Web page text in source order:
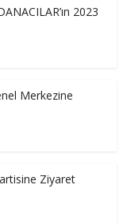
2023
Merkezine
Ziyaret